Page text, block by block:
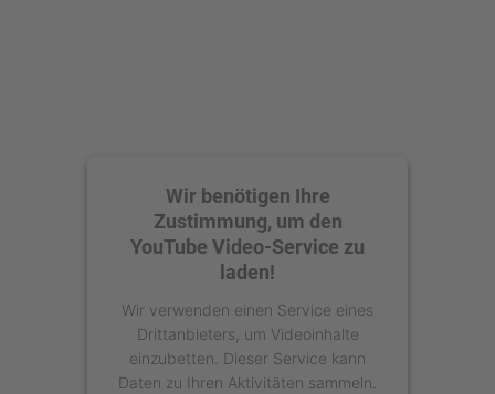
Wir benötigen Ihre
Zustimmung, um den
YouTube Video-Service zu
laden!
Wir verwenden einen Service eines
Drittanbieters, um Videoinhalte
einzubetten. Dieser Service kann
Daten zu Ihren Aktivitäten sammeln.